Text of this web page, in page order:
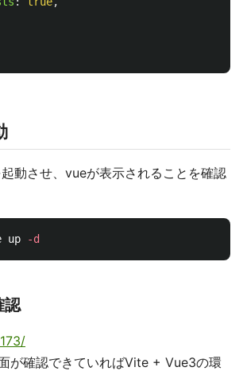
動させ、vueが表示されることを確認
up -d
認
が確認できていればVite + Vue3の環